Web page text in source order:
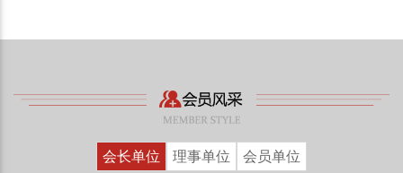
会长单位 理事单位 会员单位